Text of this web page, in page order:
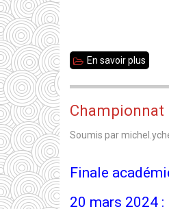
En savoir plus
2025
-
-
Championnat
Soumis par
Finale
20 mars 2024